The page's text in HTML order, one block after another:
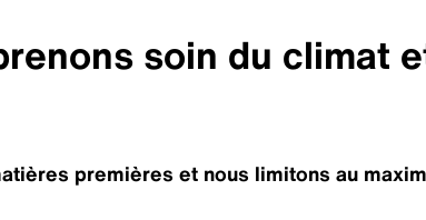
soin du climat
premières et nous limitons au